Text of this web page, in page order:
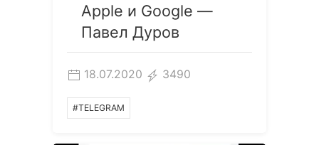
Apple и Google —
Павел Дуров
18.07.2020 3490
#TELEGRAM